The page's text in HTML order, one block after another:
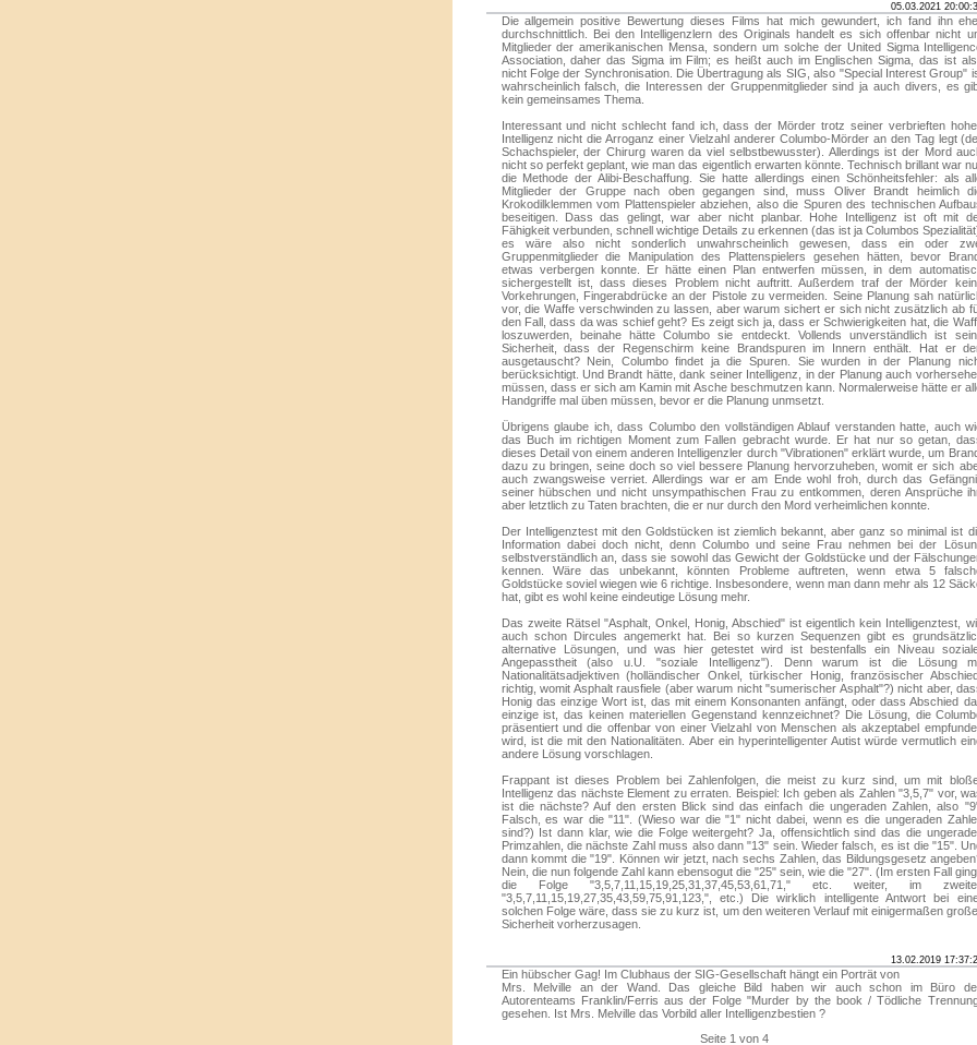
05.03.2021
Die allgemein positive Bewertung dieses Films hat mich gewundert, ich fand ihn
durchschnittlich. Bei den Intelligenzlern des Originals handelt es sich offenbar nicht
Mitglieder der amerikanischen Mensa, sondern um solche der United Sigma
Association, daher das Sigma im Film; es heißt auch im Englischen Sigma, das ist
nicht Folge der Synchronisation. Die Übertragung als SIG, also "Special Interest Group"
wahrscheinlich falsch, die Interessen der Gruppenmitglieder sind ja auch divers, es
kein gemeinsames Thema.
Interessant und nicht schlecht fand ich, dass der Mörder trotz seiner verbrieften
Intelligenz nicht die Arroganz einer Vielzahl anderer Columbo-Mörder an den Tag legt
Schachspieler, der Chirurg waren da viel selbstbewusster). Allerdings ist der Mord
nicht so perfekt geplant, wie man das eigentlich erwarten könnte. Technisch brillant war
die Methode der Alibi-Beschaffung. Sie hatte allerdings einen Schönheitsfehler: als
Mitglieder der Gruppe nach oben gegangen sind, muss Oliver Brandt heimlich
Krokodilklemmen vom Plattenspieler abziehen, also die Spuren des technischen
beseitigen. Dass das gelingt, war aber nicht planbar. Hohe Intelligenz ist oft mit
Fähigkeit verbunden, schnell wichtige Details zu erkennen (das ist ja Columbos
es wäre also nicht sonderlich unwahrscheinlich gewesen, dass ein oder
Gruppenmitglieder die Manipulation des Plattenspielers gesehen hätten, bevor
etwas verbergen konnte. Er hätte einen Plan entwerfen müssen, in dem
sichergestellt ist, dass dieses Problem nicht auftritt. Außerdem traf der Mörder
Vorkehrungen, Fingerabdrücke an der Pistole zu vermeiden. Seine Planung sah
vor, die Waffe verschwinden zu lassen, aber warum sichert er sich nicht zusätzlich ab
den Fall, dass da was schief geht? Es zeigt sich ja, dass er Schwierigkeiten hat, die
loszuwerden, beinahe hätte Columbo sie entdeckt. Vollends unverständlich ist
Sicherheit, dass der Regenschirm keine Brandspuren im Innern enthält. Hat er
ausgetauscht? Nein, Columbo findet ja die Spuren. Sie wurden in der Planung
berücksichtigt. Und Brandt hätte, dank seiner Intelligenz, in der Planung auch
müssen, dass er sich am Kamin mit Asche beschmutzen kann. Normalerweise hätte er
Handgriffe mal üben müssen, bevor er die Planung unmsetzt.
Übrigens glaube ich, dass Columbo den vollständigen Ablauf verstanden hatte, auch
das Buch im richtigen Moment zum Fallen gebracht wurde. Er hat nur so getan,
dieses Detail von einem anderen Intelligenzler durch "Vibrationen" erklärt wurde, um
dazu zu bringen, seine doch so viel bessere Planung hervorzuheben, womit er sich
auch zwangsweise verriet. Allerdings war er am Ende wohl froh, durch das
seiner hübschen und nicht unsympathischen Frau zu entkommen, deren Ansprüche
aber letztlich zu Taten brachten, die er nur durch den Mord verheimlichen konnte.
Der Intelligenztest mit den Goldstücken ist ziemlich bekannt, aber ganz so minimal ist
Information dabei doch nicht, denn Columbo und seine Frau nehmen bei der
selbstverständlich an, dass sie sowohl das Gewicht der Goldstücke und der
kennen. Wäre das unbekannt, könnten Probleme auftreten, wenn etwa 5
Goldstücke soviel wiegen wie 6 richtige. Insbesondere, wenn man dann mehr als 12
hat, gibt es wohl keine eindeutige Lösung mehr.
Das zweite Rätsel "Asphalt, Onkel, Honig, Abschied" ist eigentlich kein Intelligenztest,
auch schon Dircules angemerkt hat. Bei so kurzen Sequenzen gibt es
alternative Lösungen, und was hier getestet wird ist bestenfalls ein Niveau
Angepasstheit (also u.U. "soziale Intelligenz"). Denn warum ist die Lösung
Nationalitätsadjektiven (holländischer Onkel, türkischer Honig, französischer
richtig, womit Asphalt rausfiele (aber warum nicht "sumerischer Asphalt"?) nicht aber,
Honig das einzige Wort ist, das mit einem Konsonanten anfängt, oder dass Abschied
einzige ist, das keinen materiellen Gegenstand kennzeichnet? Die Lösung, die
präsentiert und die offenbar von einer Vielzahl von Menschen als akzeptabel
wird, ist die mit den Nationalitäten. Aber ein hyperintelligenter Autist würde vermutlich
andere Lösung vorschlagen.
Frappant ist dieses Problem bei Zahlenfolgen, die meist zu kurz sind, um mit
Intelligenz das nächste Element zu erraten. Beispiel: Ich geben als Zahlen "3,5,7" vor,
ist die nächste? Auf den ersten Blick sind das einfach die ungeraden Zahlen, also
Falsch, es war die "11". (Wieso war die "1" nicht dabei, wenn es die ungeraden
sind?) Ist dann klar, wie die Folge weitergeht? Ja, offensichtlich sind das die
Primzahlen, die nächste Zahl muss also dann "13" sein. Wieder falsch, es ist die "15".
dann kommt die "19". Können wir jetzt, nach sechs Zahlen, das Bildungsgesetz
Nein, die nun folgende Zahl kann ebensogut die "25" sein, wie die "27". (Im ersten Fall
die Folge "3,5,7,11,15,19,25,31,37,45,53,61,71," etc. weiter, im
"3,5,7,11,15,19,27,35,43,59,75,91,123,", etc.) Die wirklich intelligente Antwort bei
solchen Folge wäre, dass sie zu kurz ist, um den weiteren Verlauf mit einigermaßen
Sicherheit vorherzusagen.
13.02.2019
Ein hübscher Gag! Im Clubhaus der SIG-Gesellschaft hängt ein Porträt von
Mrs. Melville an der Wand. Das gleiche Bild haben wir auch schon im Büro
Autorenteams Franklin/Ferris aus der Folge "Murder by the book / Tödliche
gesehen. Ist Mrs. Melville das Vorbild aller Intelligenzbestien ?
Seite 1 von 4